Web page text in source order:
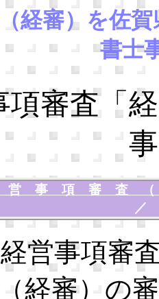
経審）を佐
書士
審査「経
営事項審査
営事項審
経審）の